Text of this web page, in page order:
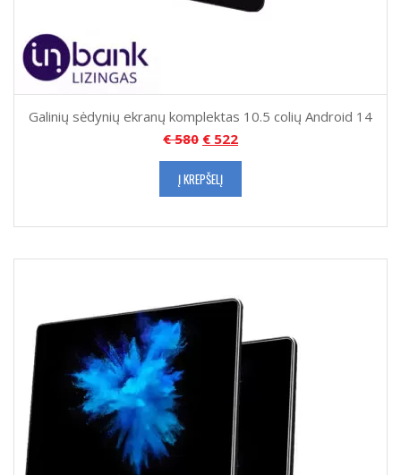
Galinių sėdynių ekranų komplektas 10.5 colių Android 14
€580 € 522
Į KREPŠELĮ